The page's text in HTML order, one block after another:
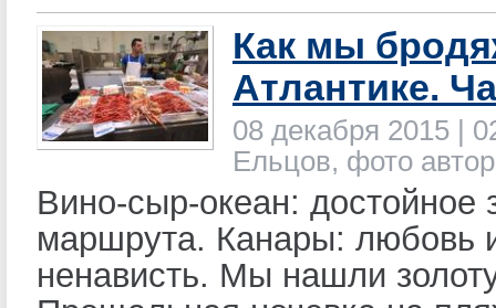
Как мы
Атлантике.
08 декабря 2015 |
Ельцов, фото
Вино-сыр-океан: достойное
маршрута. Канары: любовь
ненависть. Мы нашли